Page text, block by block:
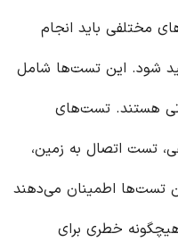
مختلفی باید انجام
شود. این تست‌ها شامل
هستند. تست‌های
تست اتصال به زمین،
تست‌ها اطمینان می‌دهند
خطری برای